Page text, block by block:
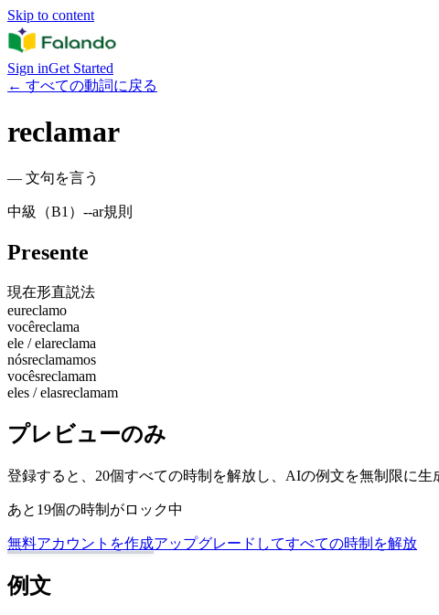
Skip to content
Sign inGet Started
← すべての動詞に戻る
reclamar
— 文句を言う
中級（B1） --ar規則
Presente
現在形直説法
eureclamo
vocêreclama
ele / elareclama
nósreclamamos
vocêsreclamam
eles / elasreclamam
プレビューのみ
登録すると、20個すべての時制を解放し、AIの例文を無制限に
あと19個の時制がロック中
無料アカウントを作成アップグレードしてすべての時制を解放
例文